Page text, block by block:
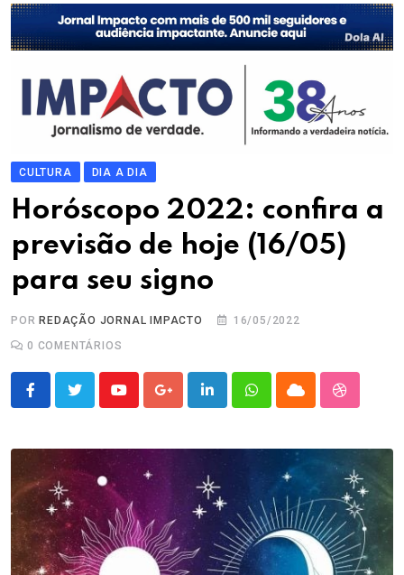
CULTURA DIA A DIA
Horóscopo 2022: confira a
previsão de hoje (16/05)
para seu signo
POR REDAÇÃO JORNAL IMPACTO
16/05/2022
0 COMENTÁRIOS
YoutubeGoogle+LinkedInWhatsappCloud